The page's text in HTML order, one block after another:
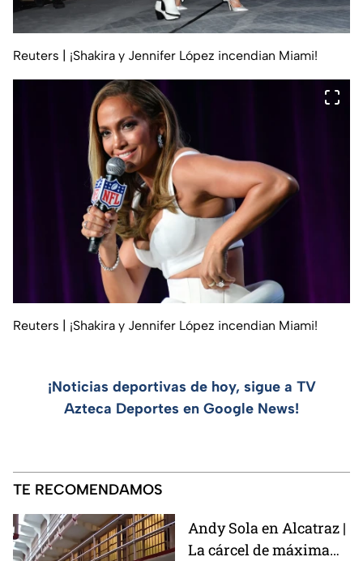
Reuters | ¡Shakira y Jennifer López incendian Miami!
Reuters | ¡Shakira y Jennifer López incendian Miami!
¡Noticias deportivas de hoy, sigue a TV
Azteca Deportes en Google News!
TE RECOMENDAMOS
Andy Sola en Alcatraz |
La cárcel de máxima